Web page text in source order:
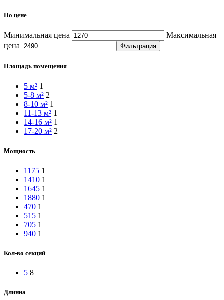
По цене
Минимальная цена
Максимальная
цена
Фильтрация
Площадь помещения
5 м² 1
5-8 м² 2
8-10 м² 1
11-13 м² 1
14-16 м² 1
17-20 м² 2
Мощность
1175 1
1410 1
1645 1
1880 1
470 1
515 1
705 1
940 1
Кол-во секций
5 8
Длинна